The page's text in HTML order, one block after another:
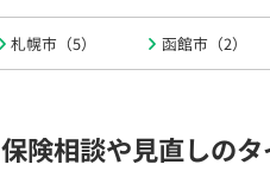
札幌市（5） 函館市（2）
保険相談や見直しの